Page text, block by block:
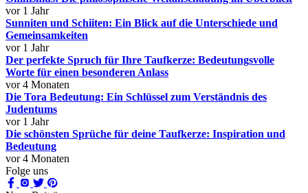
vor 1 Jahr
Sunniten und Schiiten: Ein Blick auf die Unterschiede und
Gemeinsamkeiten
vor 1 Jahr
Der perfekte Spruch für Ihre Taufkerze: Bedeutungsvolle
Worte für einen besonderen Anlass
vor 4 Monaten
Die Tora Bedeutung: Ein Schlüssel zum Verständnis des
Judentums
vor 1 Jahr
Die schönsten Sprüche für deine Taufkerze: Inspiration und
Bedeutung
vor 4 Monaten
Folge uns